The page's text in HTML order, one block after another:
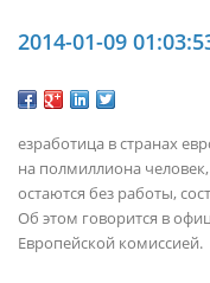
2014-01-09
езработица в странах
на полмиллиона
остаются без работы,
Об этом говорится в
Европейской комиссией.